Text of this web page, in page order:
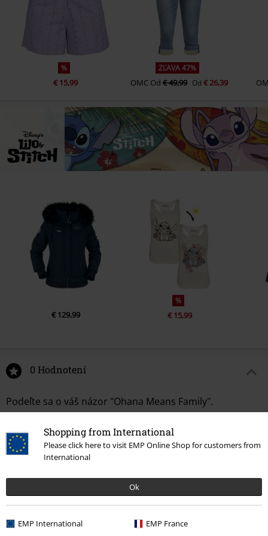
Shopping from International
Please click here to visit EMP Online Shop for customers from
International
Ok
EMP International EMP France
%
€ 15,99
ZĽAVA 47%
OMC Od € 49,99 Od € 26,39
€ 129,99
%
€ 15,99
0 Hodnotení
Podeľte sa o váš názor "Ohana Means Family".